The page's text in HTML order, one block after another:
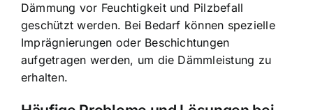
Dämmung vor Feuchtigkeit und Pilzbefall
geschützt werden. Bei Bedarf können spezielle
Imprägnierungen oder Beschichtungen
aufgetragen werden, um die Dämmleistung zu
erhalten.